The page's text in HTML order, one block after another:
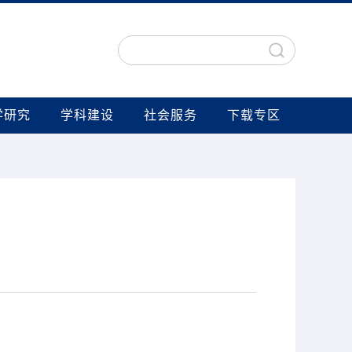
研究 学科建设 社会服务 下载专区